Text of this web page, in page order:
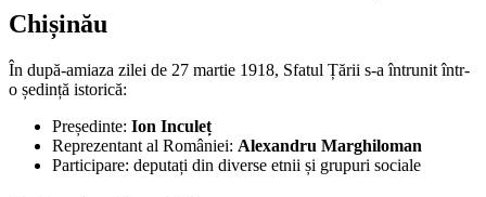
Chișinău
În după-amiaza zilei de 27 martie 1918, Sfatul Țării s-a întrunit într-
o ședință istorică:
Președinte: Ion Inculeț
Reprezentant al României: Alexandru Marghiloman
Participare: deputați din diverse etnii și grupuri sociale